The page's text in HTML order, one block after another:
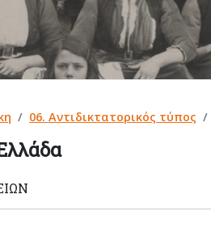
06. Αντιδικτατορικός τύπος